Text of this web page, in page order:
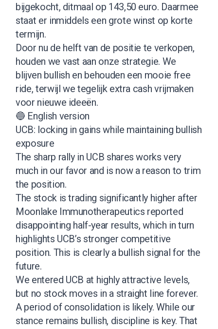
bijgekocht, ditmaal op 143,50 euro. Daarmee
staat er inmiddels een grote winst op korte
termijn.
Door nu de helft van de positie te verkopen,
houden we vast aan onze strategie. We
blijven bullish en behouden een mooie free
ride, terwijl we tegelijk extra cash vrijmaken
voor nieuwe ideeën.
🔵 English version
UCB: locking in gains while maintaining bullish
exposure
The sharp rally in UCB shares works very
much in our favor and is now a reason to trim
the position.
The stock is trading significantly higher after
Moonlake Immunotherapeutics reported
disappointing half-year results, which in turn
highlights UCB’s stronger competitive
position. This is clearly a bullish signal for the
future.
We entered UCB at highly attractive levels,
but no stock moves in a straight line forever.
A period of consolidation is likely. While our
stance remains bullish, discipline is key. That